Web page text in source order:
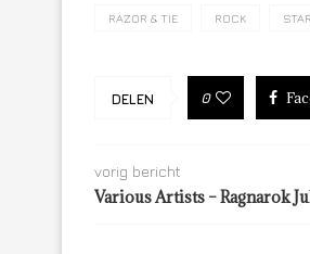
RAZOR & TIE ROCK
DELEN 0
vorig bericht
Various Artists – Ragnarok